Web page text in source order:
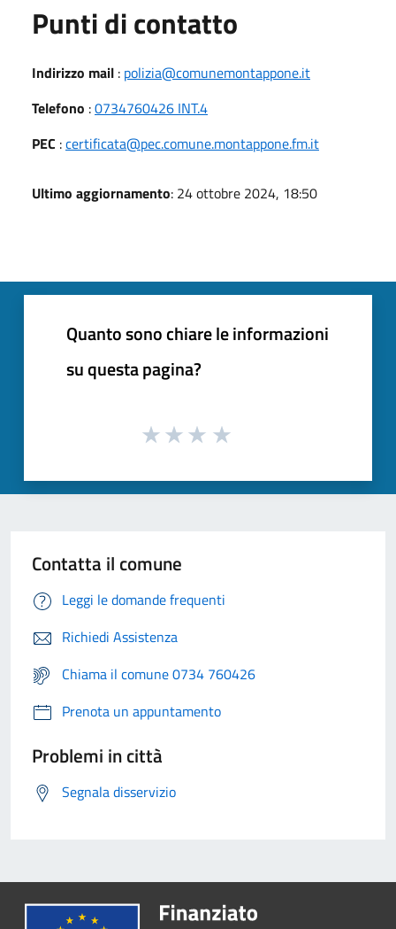
Punti di contatto
Indirizzo mail : polizia@comunemontappone.it
Telefono :0734760426 INT.4
PEC :certificata@pec.comune.montappone.fm.it
Ultimo aggiornamento: 24 ottobre 2024, 18:50
Quanto sono chiare le informazioni
su questa pagina?
Contatta il comune
Leggi le domande frequenti
Richiedi Assistenza
Chiama il comune 0734 760426
Prenota un appuntamento
Problemi in città
Segnala disservizio